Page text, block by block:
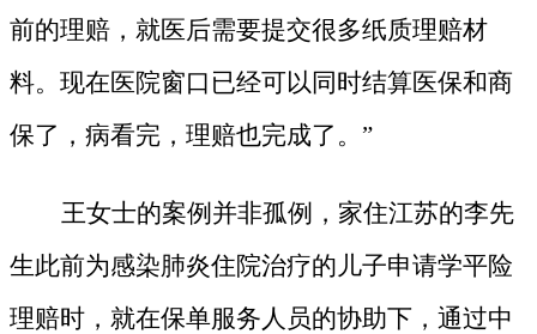
前的理赔，就医后需要提交很多纸质理赔材
料。现在医院窗口已经可以同时结算医保和商
保了，病看完，理赔也完成了。”
王女士的案例并非孤例，家住江苏的李先
生此前为感染肺炎住院治疗的儿子申请学平险
理赔时，就在保单服务人员的协助下，通过中